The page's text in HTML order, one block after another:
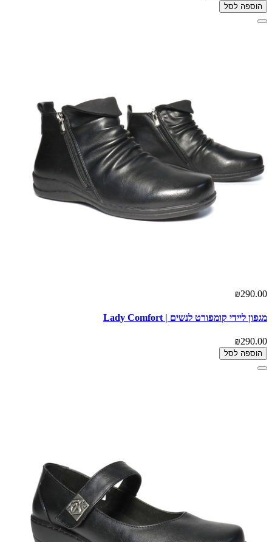
הוספה לסל
₪290.00
מגפון ליידי קומפורט לנשים | Lady Comfort
₪290.00
הוספה לסל